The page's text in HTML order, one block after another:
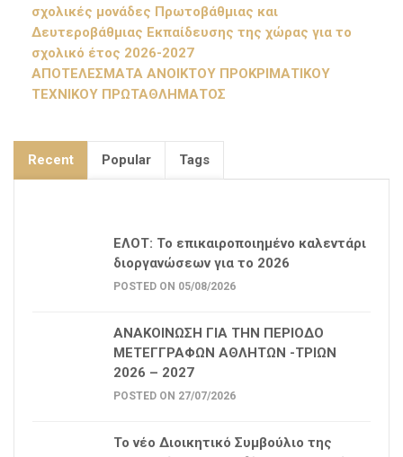
σχολικές μονάδες Πρωτοβάθμιας και
Δευτεροβάθμιας Εκπαίδευσης της χώρας για το
σχολικό έτος 2026-2027
ΑΠΟΤΕΛΕΣΜΑΤΑ ΑΝΟΙΚΤΟΥ ΠΡΟΚΡΙΜΑΤΙΚΟΥ
ΤΕΧΝΙΚΟΥ ΠΡΩΤΑΘΛΗΜΑΤΟΣ
Recent Popular Tags
ΕΛΟΤ: Το επικαιροποιημένο καλεντάρι
διοργανώσεων για το 2026
POSTED ON 05/08/2026
ΑΝΑΚΟΙΝΩΣΗ ΓΙΑ ΤΗΝ ΠΕΡΙΟΔΟ
ΜΕΤΕΓΓΡΑΦΩΝ ΑΘΛΗΤΩΝ -ΤΡΙΩΝ
2026 – 2027
POSTED ON 27/07/2026
Το νέο Διοικητικό Συμβούλιο της